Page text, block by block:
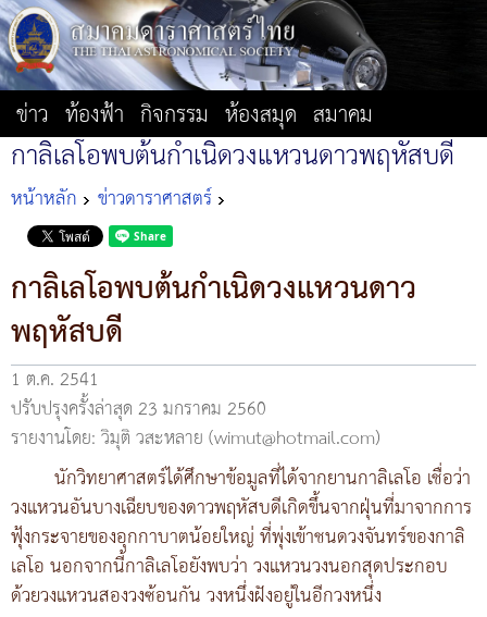
ข่าว ท้องฟ้า กิจกรรม ห้องสมุด สมาคม
กาลิเลโอพบต้นกำเนิดวงแหวนดาวพฤหัสบดี
หน้าหลัก ข่าวดาราศาสตร์
กาลิเลโอพบต้นกำเนิดวงแหวนดาว
พฤหัสบดี
1 ต.ค. 2541
ปรับปรุงครั้งล่าสุด 23 มกราคม 2560
รายงานโดย: วิมุติ วสะหลาย (wimut@hotmail.com)
นักวิทยาศาสตร์ได้ศึกษาข้อมูลที่ได้จากยานกาลิเลโอ เชื่อว่า
วงแหวนอันบางเฉียบของดาวพฤหัสบดีเกิดขึ้นจากฝุ่นที่มาจากการ
ฟุ้งกระจายของอุกกาบาตน้อยใหญ่ ที่พุ่งเข้าชนดวงจันทร์ของกาลิ
เลโอ นอกจากนี้กาลิเลโอยังพบว่า วงแหวนวงนอกสุดประกอบ
ด้วยวงแหวนสองวงซ้อนกัน วงหนึ่งฝังอยู่ในอีกวงหนึ่ง